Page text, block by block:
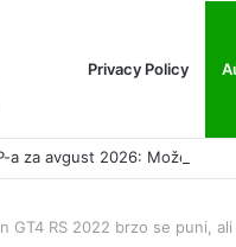
Privacy Policy
GT4 RS 2022 brzo se puni,